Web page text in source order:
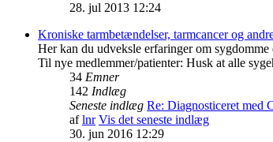
28. jul 2013 12:24
Kroniske tarmbetændelser, tarmcancer og
Her kan du udveksle erfaringer om sygdomme
Til nye medlemmer/patienter: Husk at alle
34 Emner
142 Indlæg
Seneste indlæg Re: Diagnosticeret med
aflnr Vis det seneste indlæg
30. jun 2016 12:29